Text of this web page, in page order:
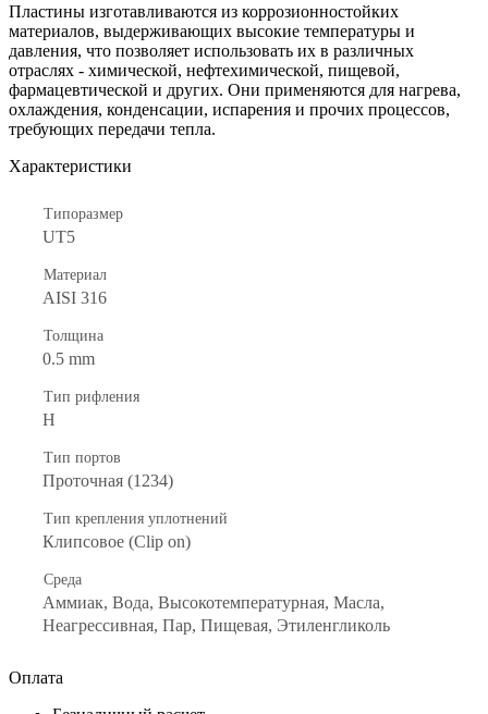
Пластины изготавливаются из коррозионностойких
материалов, выдерживающих высокие температуры и
давления, что позволяет использовать их в различных
отраслях - химической, нефтехимической, пищевой,
фармацевтической и других. Они применяются для нагрева,
охлаждения, конденсации, испарения и прочих процессов,
требующих передачи тепла.
Характеристики
Типоразмер
UT5
Материал
AISI 316
Толщина
0.5 mm
Тип рифления
H
Тип портов
Проточная (1234)
Тип крепления уплотнений
Клипсовое (Clip on)
Среда
Аммиак, Вода, Высокотемпературная, Масла,
Неагрессивная, Пар, Пищевая, Этиленгликоль
Оплата